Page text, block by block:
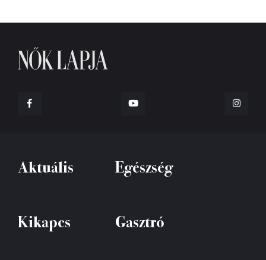
Aktuális Egészség
Kikapcs Gasztró